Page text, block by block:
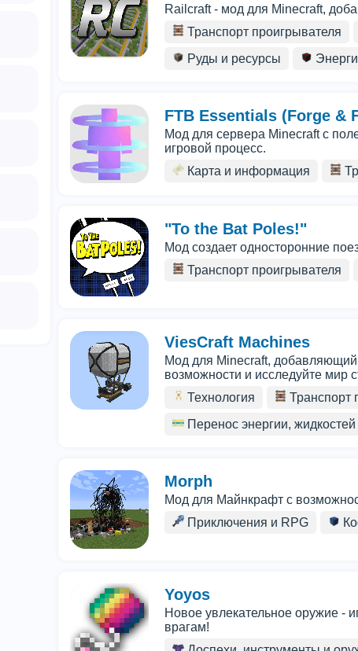
Railcraft - мод для Minecraft,
Транспорт проигрывателя
Руды и ресурсы
FTB Essentials (Forge &
Мод для сервера Minecraft с
игровой процесс.
Карта и информация
"To the Bat Poles!"
Мод создает односторонние
Транспорт проигрывателя
ViesCraft Machines
Мод для Minecraft,
возможности и исследуйте мир
Технология
Транспорт
Перенос энергии,
Morph
Мод для Майнкрафт с
Приключения и RPG
Yoyos
Новое увлекательное оружие -
врагам!